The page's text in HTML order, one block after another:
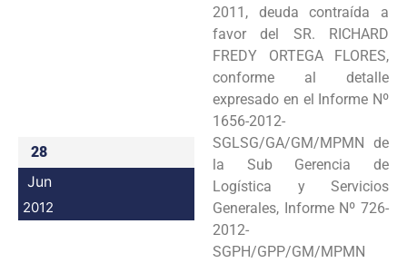
28
Jun
2012
2011, deuda contraída a
favor del SR. RICHARD
FREDY ORTEGA FLORES,
conforme al detalle
expresado en el Informe Nº
1656-2012-
SGLSG/GA/GM/MPMN de
la Sub Gerencia de
Logística y Servicios
Generales, Informe Nº 726-
2012-
SGPH/GPP/GM/MPMN